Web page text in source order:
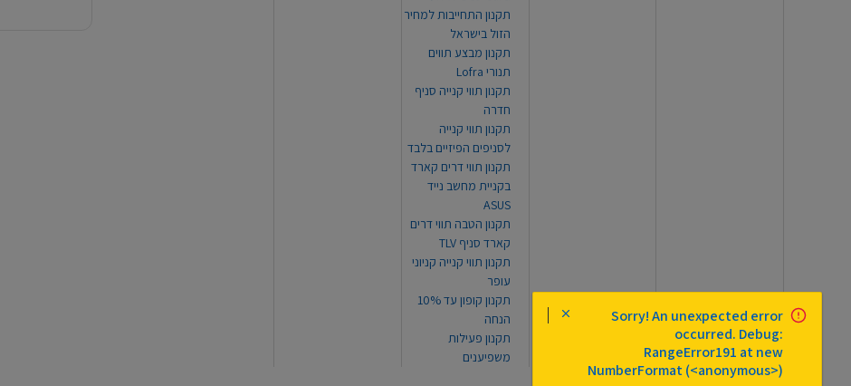
תקנון התחייבות למחיר
הזול בישראל
תקנון מבצע תווים
תנורי Lofra
תקנון תווי קנייה סניף
חדרה
תקנון תווי קנייה
לסניפים הפיזיים בלבד
תקנון תווי דרים קארד
בקניית מחשב נייד
ASUS
תקנון הטבה תווי דרים
קארד סניף TLV
תקנון תווי קנייה קניוני
עופר
תקנון קופון עד 10%
הנחה
תקנון פעילות
משפיענים
Sorry! An unexpected error
occurred. Debug:
RangeError191 at new
NumberFormat (<anonymous>)